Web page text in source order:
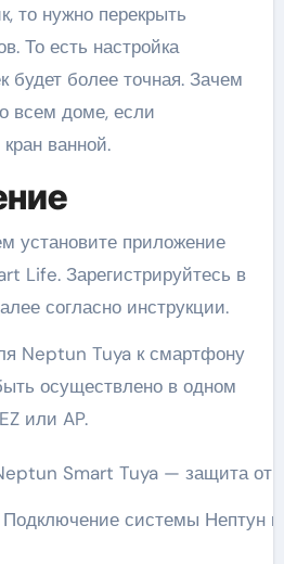
то нужно перекрыть
То есть настройка
будет более точная. Зачем
всем доме, если
ванной.
установите приложение
Life. Зарегистрируйтесь в
согласно инструкции.
Neptun Tuya к смартфону
осуществлено в одном
или AP.
Подключение системы Нептун